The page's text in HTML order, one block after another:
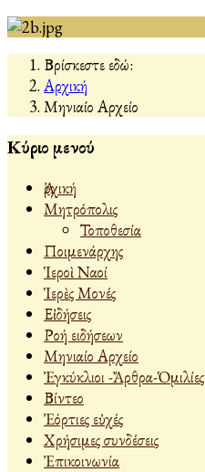
Βρίσκεστε εδώ:
Αρχική
Μηνιαίο Αρχείο
Κύριο μενού
Ἀρχική
Μητρόπολις
Τοποθεσία
Ποιμενάρχης
Ἱεροὶ Ναοί
Ἱερὲς Μονές
Εἰδήσεις
Ροή ειδήσεων
Μηνιαίο Αρχείο
Ἐγκύκλιοι -Ἄρθρα-Ὁμιλίες
Βίντεο
Ἐόρτιες εὐχές
Χρήσιμες συνδέσεις
Ἐπικοινωνία